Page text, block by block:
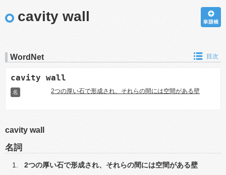
cavity wall
WordNet 目次
cavity wall
名 2つの厚い石で形成され、それらの間には空間がある壁
cavity wall
名詞
2つの厚い石で形成され、それらの間には空間がある壁